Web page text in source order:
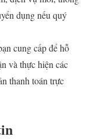
dụng nếu quý
cung cấp để hỗ
và thực hiện các
thanh toán trực